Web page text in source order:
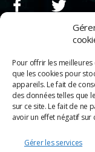
Pour offrir les
que les cookies pour
appareils. Le fait de
des données telles que
sur ce site. Le fait de ne
avoir un effet négatif sur
Gérer les services